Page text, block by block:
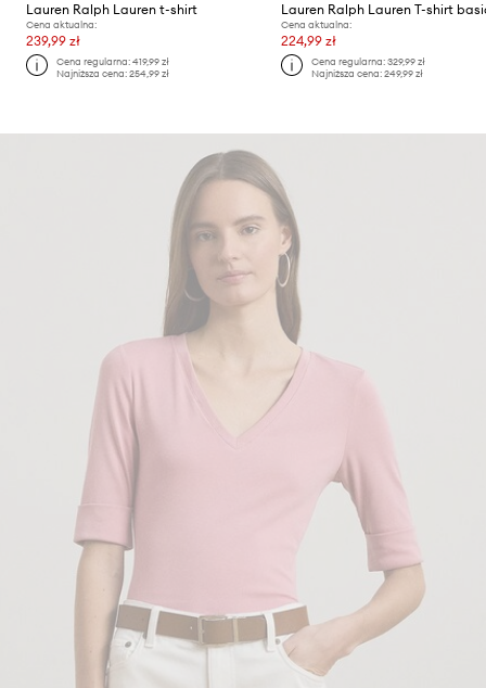
Lauren Ralph Lauren t-shirt
Cena aktualna:
239,99 zł
Cena regularna:419,99 zł
Najniższa cena:254,99 zł
Cena aktualna:
224,99 zł
Cena regularna: 329,99 zł
Najniższa cena: 249,99 zł